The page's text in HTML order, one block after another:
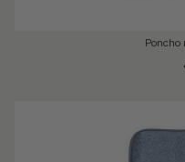
Poncho